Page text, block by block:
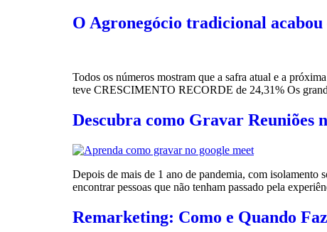
O Agronegócio tradicional
Todos os números mostram que a safra atual e a
teve CRESCIMENTO RECORDE de 24,31% Os
Descubra como Gravar Reuniões
Depois de mais de 1 ano de pandemia, com
encontrar pessoas que não tenham passado pela
Remarketing: Como e Quando